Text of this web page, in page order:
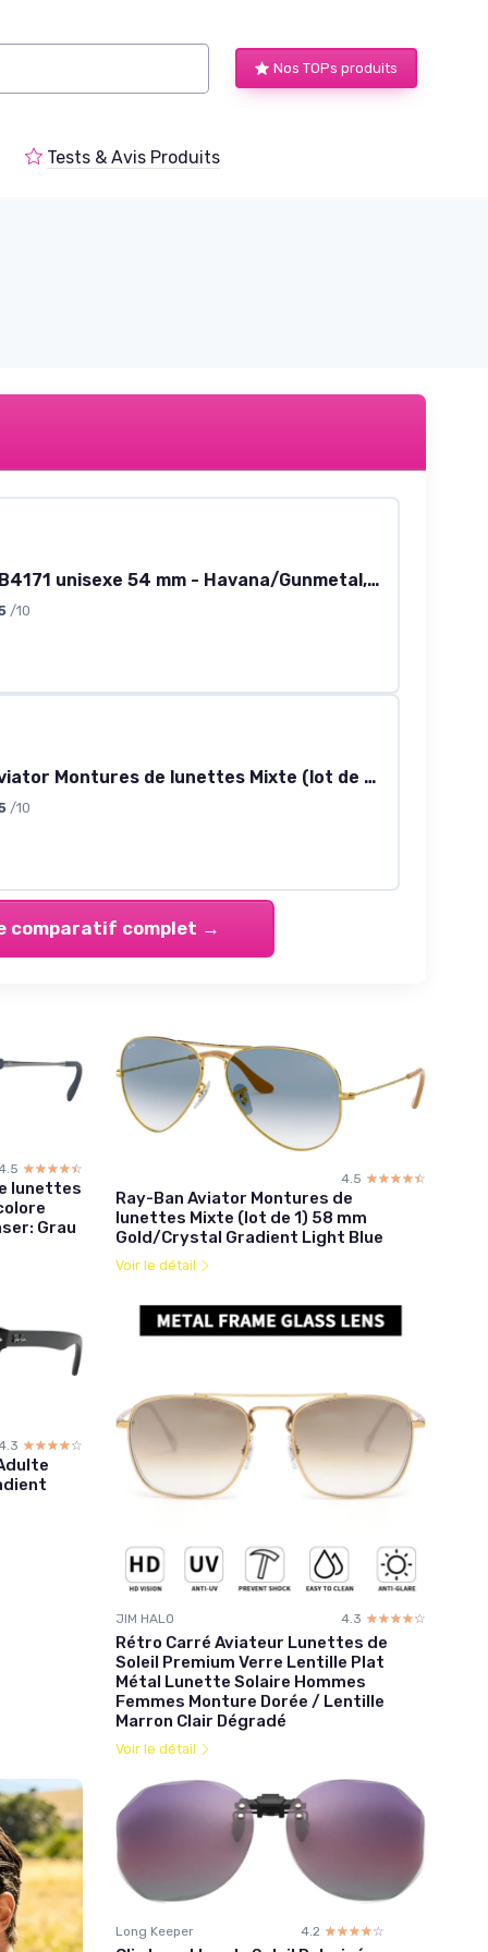
Nos TOPs produits
Tests & Avis Produits
Ray-Ban RB4171 unisexe 54 mm - Havana/Gunmetal, verres marron dégradé
/10
Ray-Ban Aviator Montures de lunettes Mixte (lot de 1) 58 mm Gold/Crystal Gradient Light Blue
/10
comparatif complet →
☆☆☆☆☆
★★★★★
lunettes
Grau
4.5 ☆☆☆☆☆
★★★★★
Ray-Ban Aviator Montures de
lunettes Mixte (lot de 1) 58 mm
Gold/Crystal Gradient Light Blue
Voir le détail
☆☆☆☆☆
★★★★★
JIM HALO 4.3 ☆☆☆☆☆
★★★★★
Rétro Carré Aviateur Lunettes de
Soleil Premium Verre Lentille Plat
Métal Lunette Solaire Hommes
Femmes Monture Dorée / Lentille
Marron Clair Dégradé
Voir le détail
Long Keeper 4.2 ☆☆☆☆☆
★★★★★